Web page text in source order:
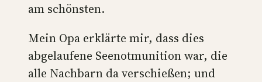
am schönsten.
Mein Opa erklärte mir, dass dies
abgelaufene Seenotmunition war, die
alle Nachbarn da verschießen; und